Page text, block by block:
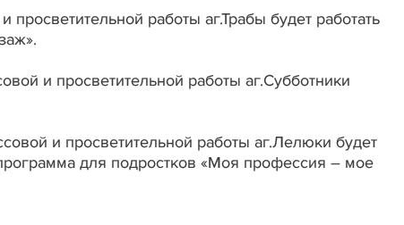
работы аг.Трабы будет работать
и просветительной работы аг.Субботники
и просветительной работы аг.Лелюки будет
для подростков «Моя профессия – мое